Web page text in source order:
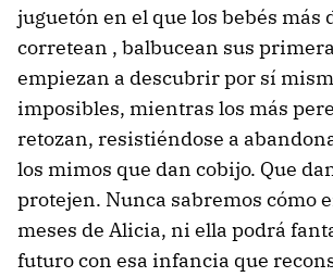
juguetón en el que los bebés más
corretean , balbucean sus
empiezan a descubrir por sí
imposibles, mientras los más
retozan, resistiéndose a
los mimos que dan cobijo. Que
protejen. Nunca sabremos cómo
meses de Alicia, ni ella podrá
futuro con esa infancia que